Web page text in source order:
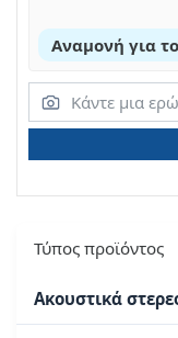
Αναμονή για
Τύπος προϊόντος
Ακουστικά